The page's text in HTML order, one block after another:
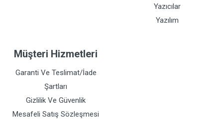
Yazıcılar
Yazılım
Müşteri Hizmetleri
Garanti Ve Teslimat/İade
Şartları
Gizlilik Ve Güvenlik
Mesafeli Satış Sözleşmesi